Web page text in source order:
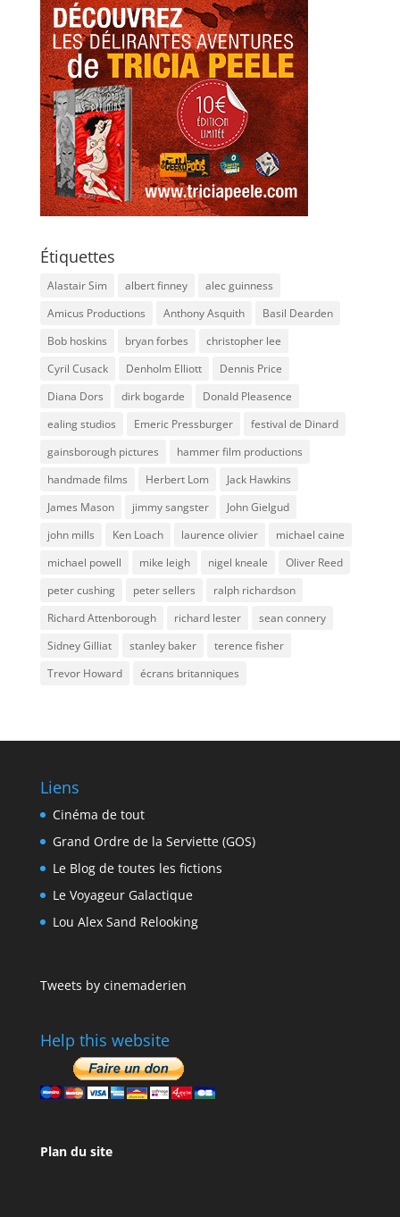
Étiquettes
Alastair Sim albert finney
alec guinness
Amicus Productions
Anthony Asquith
Basil Dearden
Bob hoskins
bryan forbes
christopher lee
Cyril Cusack
Denholm Elliott
Dennis Price
Diana Dors
dirk bogarde
Donald Pleasence
ealing studios
Emeric Pressburger
festival de Dinard
gainsborough pictures
hammer film productions
handmade films
Herbert Lom
Jack Hawkins
James Mason
jimmy sangster
John Gielgud
john mills
Ken Loach laurence olivier
michael caine
michael powell
mike leigh nigel kneale
Oliver Reed
peter cushing
peter sellers
ralph richardson
Richard Attenborough
richard lester
sean connery
Sidney Gilliat
stanley baker
terence fisher
Trevor Howard
écrans britanniques
Liens
Cinéma de tout
Grand Ordre de la Serviette (GOS)
Le Blog de toutes les fictions
Le Voyageur Galactique
Lou Alex Sand Relooking
Tweets by cinemaderien
Help this website
Plan du site